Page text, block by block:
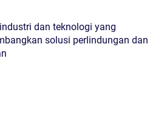
dan teknologi yang
solusi perlindungan dan